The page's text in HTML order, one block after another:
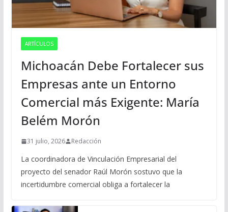
ARTÍCULOS
Michoacán Debe Fortalecer sus
Empresas ante un Entorno
Comercial más Exigente: María
Belém Morón
31 julio, 2026 Redacción
La coordinadora de Vinculación Empresarial del
proyecto del senador Raúl Morón sostuvo que la
incertidumbre comercial obliga a fortalecer la